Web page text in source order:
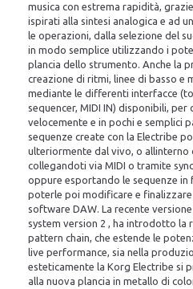
musica con estrema rapidità,
ispirati alla sintesi analogica e ad
le operazioni, dalla selezione del
in modo semplice utilizzando i
plancia dello strumento. Anche la
creazione di ritmi, linee di basso e
mediante le differenti interfacce
sequencer, MIDI IN) disponibili, per
velocemente e in pochi e semplici
sequenze create con la Electribe
ulteriormente dal vivo, o allinterno
collegandoti via MIDI o tramite
oppure esportando le sequenze
poterle poi modificare e
software DAW. La recente
system version 2 , ha introdotto la
pattern chain, che estende le
live performance, sia nella
esteticamente la Korg Electribe si
alla nuova plancia in metallo di